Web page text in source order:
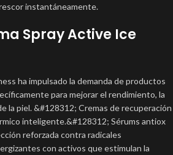
instantáneamente.
Spray Active Ice
ha impulsado la demanda de productos
para mejorar el rendimiento, la
la piel. &#128312; Cremas de recuperación
inteligente.&#128312; Sérums antiox
reforzada contra radicales
con activos que estimulan la